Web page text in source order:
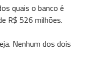
quais o banco é
R$ 526 milhões.
Nenhum dos dois